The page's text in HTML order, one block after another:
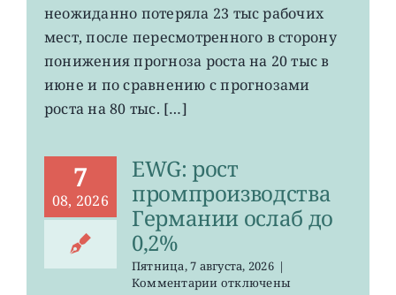
рабочих
мест
США
неожиданно
неожиданно потеряла 23 тыс рабочих
мест, после пересмотренного в сторону
понижения прогноза роста на 20 тыс в
июне и по сравнению с прогнозами
роста на 80 тыс. […]
7
08, 2026
EWG: рост
промпроизводства
Германии ослаб до
0,2%
Пятница, 7 августа, 2026 |
Комментариикотключены